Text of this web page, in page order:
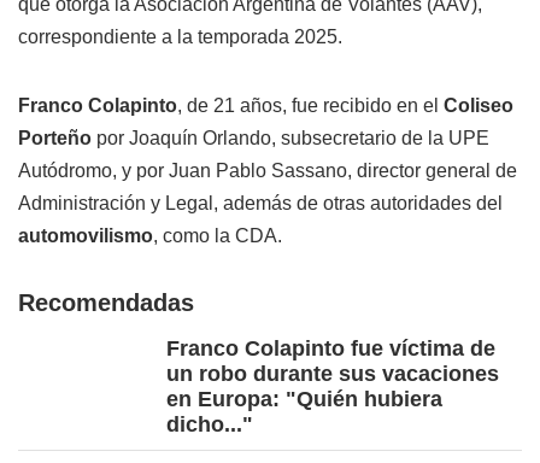
que otorga la Asociación Argentina de Volantes (AAV),
correspondiente a la temporada 2025.
Franco Colapinto, de 21 años, fue recibido en el Coliseo
Porteño por Joaquín Orlando, subsecretario de la UPE
Autódromo, y por Juan Pablo Sassano, director general de
Administración y Legal, además de otras autoridades del
automovilismo, como la CDA.
Recomendadas
Franco Colapinto fue víctima de
un robo durante sus vacaciones
en Europa: "Quién hubiera
dicho..."